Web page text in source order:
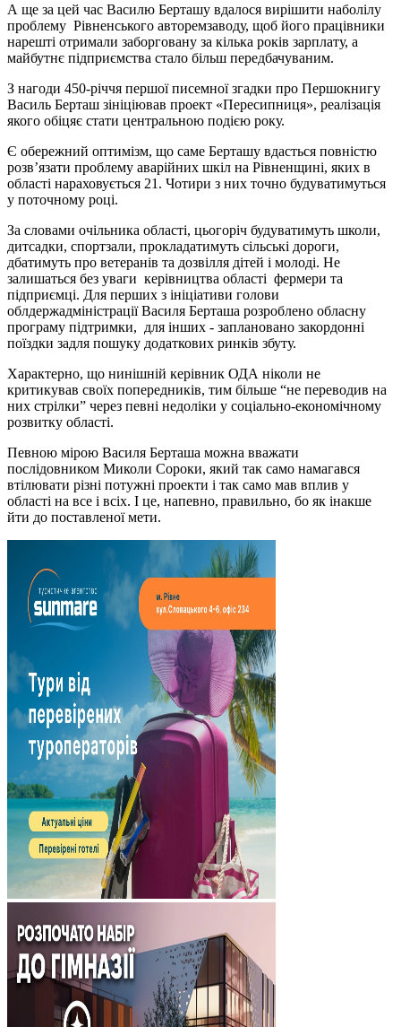
А ще за цей час Василю Берташу вдалося вирішити наболілу
проблему Рівненського авторемзаводу, щоб його працівники
нарешті отримали заборговану за кілька років зарплату, а
майбутнє підприємства стало більш передбачуваним.
З нагоди 450-річчя першої писемної згадки про Першокнигу
Василь Берташ зініціював проект «Пересипниця», реалізація
якого обіцяє стати центральною подією року.
Є обережний оптимізм, що саме Берташу вдасться повністю
розв’язати проблему аварійних шкіл на Рівненщині, яких в
області нараховується 21. Чотири з них точно будуватимуться
у поточному році.
За словами очільника області, цьогоріч будуватимуть школи,
дитсадки, спортзали, прокладатимуть сільські дороги,
дбатимуть про ветеранів та дозвілля дітей і молоді. Не
залишаться без уваги керівництва області фермери та
підприємці. Для перших з ініціативи голови
облдержадміністрації Василя Берташа розроблено обласну
програму підтримки, для інших - заплановано закордонні
поїздки задля пошуку додаткових ринків збуту.
Характерно, що нинішній керівник ОДА ніколи не
критикував своїх попередників, тим більше “не переводив на
них стрілки” через певні недоліки у соціально-економічному
розвитку області.
Певною мірою Василя Берташа можна вважати
послідовником Миколи Сороки, який так само намагався
втілювати різні потужні проекти і так само мав вплив у
області на все і всіх. І це, напевно, правильно, бо як інакше
йти до поставленої мети.